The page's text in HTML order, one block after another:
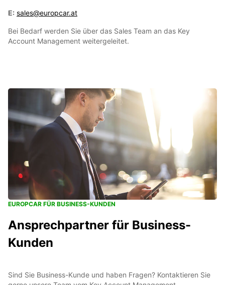
E: sales@europcar.at
Bei Bedarf werden Sie über das Sales Team an das Key
Account Management weitergeleitet.
EUROPCAR FÜR BUSINESS-KUNDEN
Ansprechpartner für Business-
Kunden
Sind Sie Business-Kunde und haben Fragen? Kontaktieren Sie